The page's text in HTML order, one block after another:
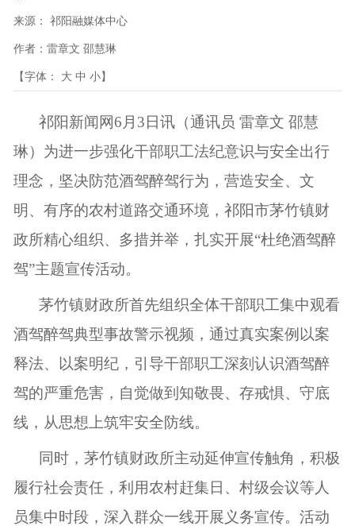
来源： 祁阳融媒体中心
作者： 雷章文 邵慧琳
【字体： 大 中 小】
祁阳新闻网6月3日讯（通讯员 雷章文 邵慧
琳）为进一步强化干部职工法纪意识与安全出行
理念，坚决防范酒驾醉驾行为，营造安全、文
明、有序的农村道路交通环境，祁阳市茅竹镇财
政所精心组织、多措并举，扎实开展“杜绝酒驾醉
驾”主题宣传活动。
茅竹镇财政所首先组织全体干部职工集中观看
酒驾醉驾典型事故警示视频，通过真实案例以案
释法、以案明纪，引导干部职工深刻认识酒驾醉
驾的严重危害，自觉做到知敬畏、存戒惧、守底
线，从思想上筑牢安全防线。
同时，茅竹镇财政所主动延伸宣传触角，积极
履行社会责任，利用农村赶集日、村级会议等人
员集中时段，深入群众一线开展义务宣传。活动